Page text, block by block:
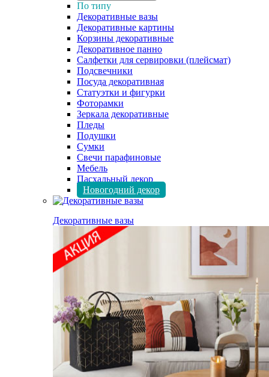
По типу
Декоративные вазы
Декоративные картины
Корзины декоративные
Декоративное панно
Салфетки для сервировки (плейсмат)
Подсвечники
Посуда декоративная
Статуэтки и фигурки
Фоторамки
Зеркала декоративные
Пледы
Подушки
Сумки
Свечи парафиновые
Мебель
Пасхальный декор
Новогодний декор
Декоративные вазы